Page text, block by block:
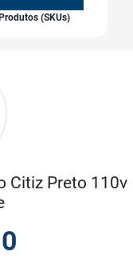
(SKUs)
Citiz Preto 110v